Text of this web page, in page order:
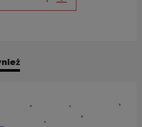
Uwaga, link zostanie otwarty